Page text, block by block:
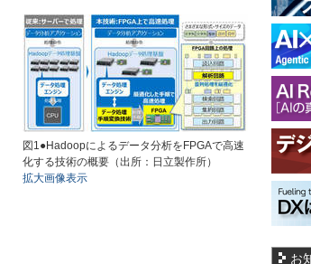
図1●Hadoopによるデータ分析をFPGAで高速
化する技術の概要（出所：日立製作所）
拡大画像表示
お